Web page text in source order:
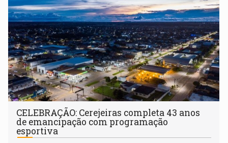
CELEBRAÇÃO: Cerejeiras completa 43 anos
de emancipação com programação
esportiva